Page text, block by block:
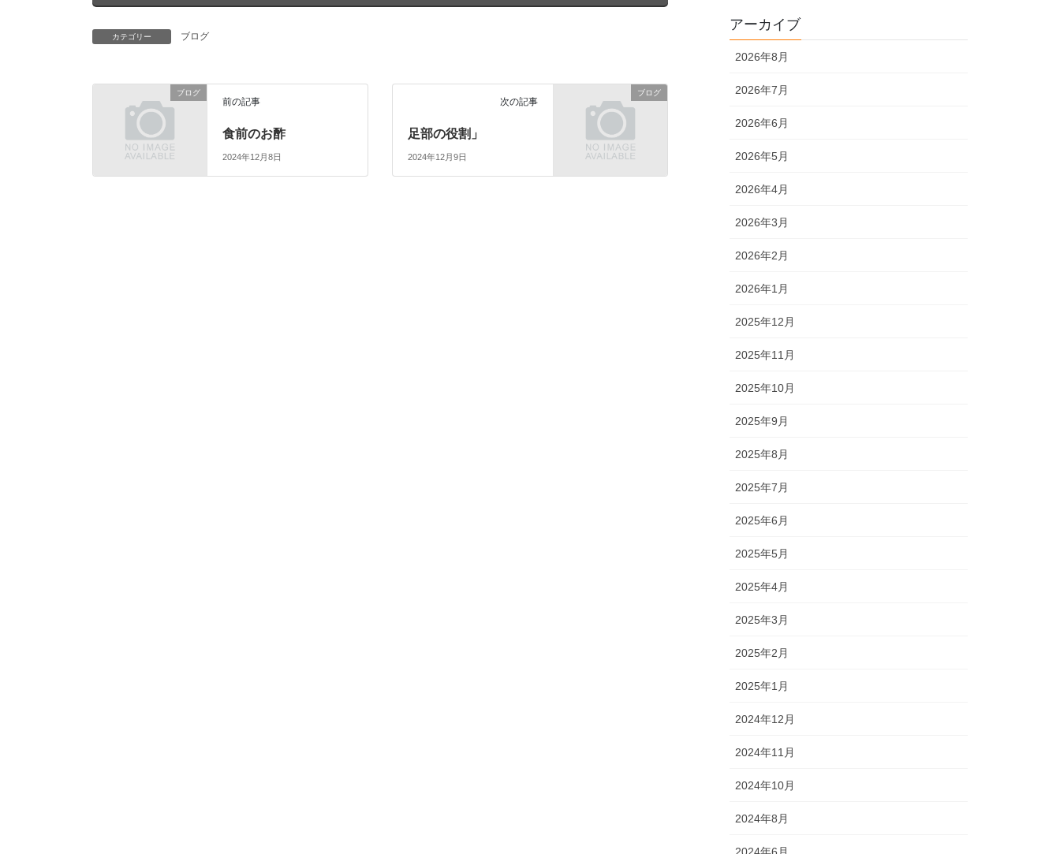
カテゴリー ブログ
ブログ
前の記事
食前のお酢
2024年12月8日
ブログ
次の記事
足部の役割」
2024年12月9日
アーカイブ
2026年8月
2026年7月
2026年6月
2026年5月
2026年4月
2026年3月
2026年2月
2026年1月
2025年12月
2025年11月
2025年10月
2025年9月
2025年8月
2025年7月
2025年6月
2025年5月
2025年4月
2025年3月
2025年2月
2025年1月
2024年12月
2024年11月
2024年10月
2024年8月